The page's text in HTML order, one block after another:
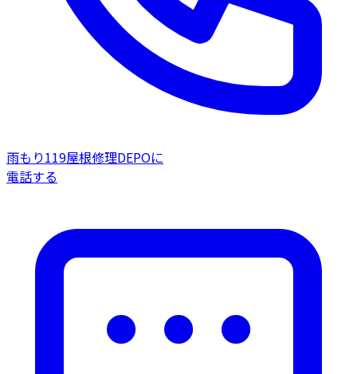
雨もり119屋根修理DEPOに
電話する